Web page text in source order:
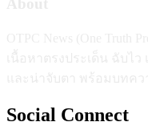
Social Connect